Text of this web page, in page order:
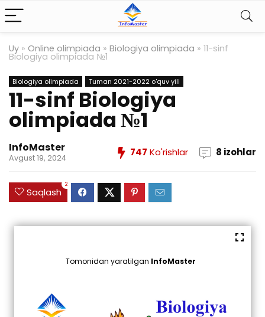
Uy » Online olimpiada » Biologiya olimpiada » 11-sinf
Biologiya olimpiada №1
Biologiya olimpiada Tuman 2021-2022 o'quv yili
11-sinf Biologiya
olimpiada №1
InfoMaster
Avgust 19, 2024 747 Ko'rishlar 8 izohlar
Saqlash
2
Tomonidan yaratilgan InfoMaster